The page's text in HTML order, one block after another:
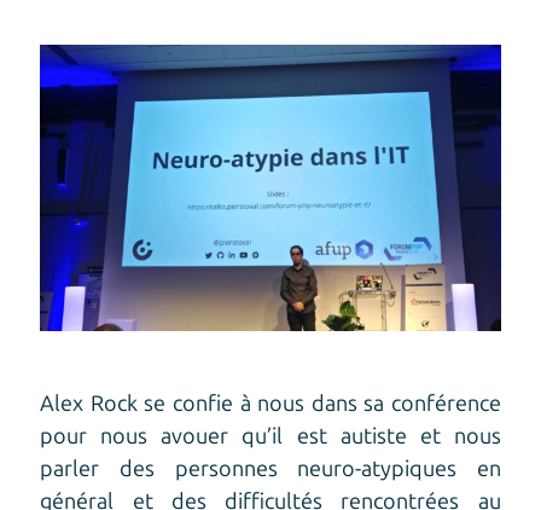
Alex Rock se confie à nous dans sa conférence
pour nous avouer qu’il est autiste et nous
parler des personnes neuro-atypiques en
général et des difficultés rencontrées au